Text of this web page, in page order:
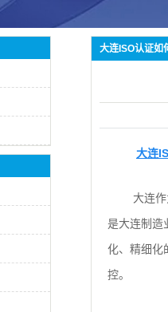
大连ISO认证如
大连
大连
是大连制造
化、精细化
控。